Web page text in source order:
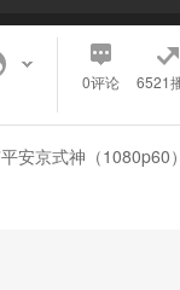
0评论 6521
安京式神（